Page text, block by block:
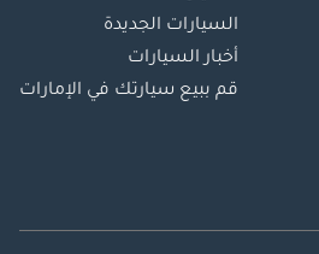
السيارات الجديدة
أخبار السيارات
قم ببيع سيارتك في الإمارات